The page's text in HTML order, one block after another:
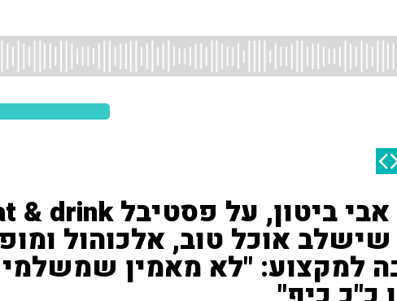
אוכל טוב, אלכוהול
למקצוע: "לא מאמין